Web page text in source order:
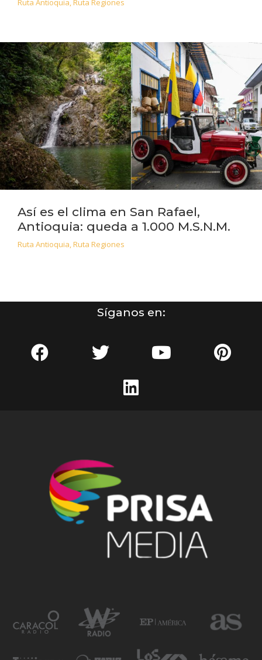
Ruta Antioquia,Ruta Regiones
Así es el clima en San Rafael,
Antioquia: queda a 1.000 M.S.N.M.
Ruta Antioquia,Ruta Regiones
Síganos en: